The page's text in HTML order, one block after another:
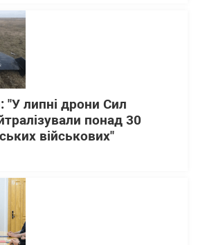
"У липні дрони Сил
понад 30
військових"